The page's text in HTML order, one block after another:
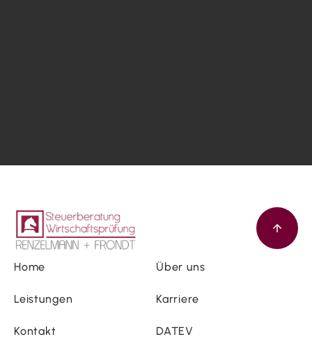
Home Über uns
Leistungen Karriere
Kontakt DATEV